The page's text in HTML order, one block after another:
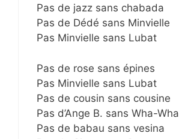
Pas de jazz sans chabada
Pas de Dédé sans Minvielle
Pas Minvielle sans Lubat
Pas de rose sans épines
Pas Minvielle sans Lubat
Pas de cousin sans cousine
Pas d’Ange B. sans Wha-Wha
Pas de babau sans vesina